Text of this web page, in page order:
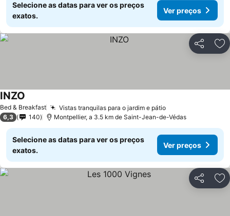
Selecione as datas para ver os preços
exatos.
Ver preços
Partilhar
Bed & Breakfast Vistas tranquilas para o jardim e pátio
INZO
6,3 140 Montpellier, a 3.5 km de Saint-Jean-de-Védas
Selecione as datas para ver os preços
exatos.
Ver preços
Partilhar